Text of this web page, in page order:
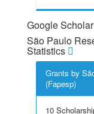
Google
São Paulo
Statistics
Grants by
(Fapesp)
10